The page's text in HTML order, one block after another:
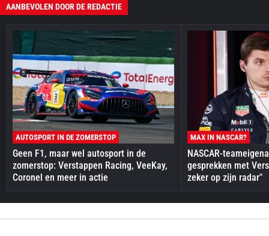
AANBEVOLEN DOOR DE REDACTIE
AUTOSPORT IN DE ZOMERSTOP
Geen F1, maar wel autosport in de
zomerstop: Verstappen Racing, VeeKay,
Coronel en meer in actie
MAX IN NASCAR?
NASCAR-
gesprekken met
zeker op zijn radar"